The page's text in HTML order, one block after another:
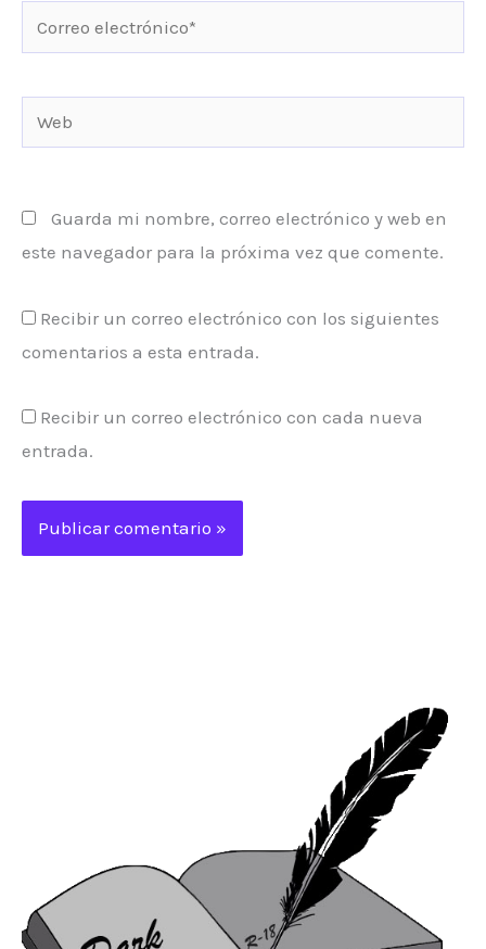
electrónico*
Guarda mi nombre, correo electrónico y web en
este navegador para la próxima vez que comente.
Recibir un correo electrónico con los siguientes
comentarios a esta entrada.
Recibir un correo electrónico con cada nueva
entrada.